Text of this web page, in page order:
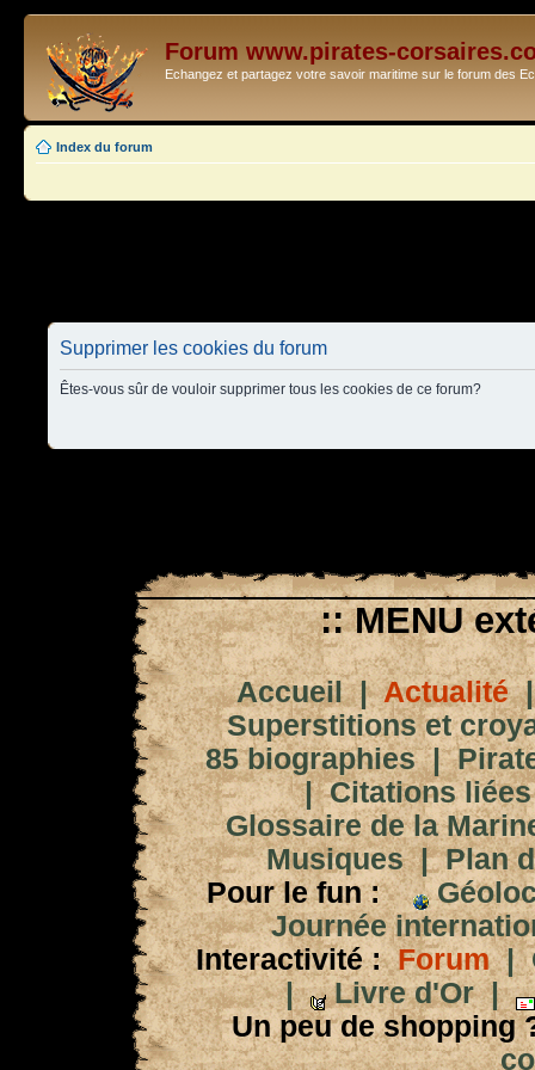
Forum www.pirates-
Echangez et partagez votre savoir maritime sur le forum des
Index du forum
Supprimer les cookies du forum
Êtes-vous sûr de vouloir supprimer tous les cookies de ce forum?
:: MENU
Accueil|Actualité
Superstitions et
85 biographies|
|Citations
Glossaire de la
Musiques|Plan
Pour le fun :
Journée
Interactivité : Forum|
|
Livre d'Or|
Un peu de shopping